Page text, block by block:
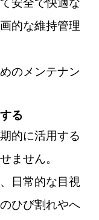
安全で快適な
的な維持管理
のメンテナン
る
的に活用する
ません。
日常的な目視
ひび割れやへ